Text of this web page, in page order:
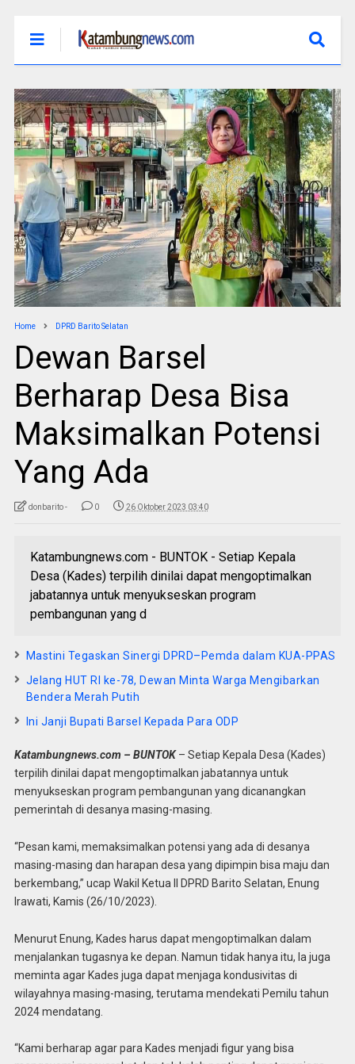
Home DPRD Barito Selatan
Dewan Barsel
Berharap Desa Bisa
Maksimalkan Potensi
Yang Ada
donbarito - 0 26 Oktober 2023 03:40
Katambungnews.com - BUNTOK - Setiap Kepala
Desa (Kades) terpilih dinilai dapat mengoptimalkan
jabatannya untuk menyukseskan program
pembangunan yang d
Mastini Tegaskan Sinergi DPRD–Pemda dalam KUA-PPAS
Jelang HUT RI ke-78, Dewan Minta Warga Mengibarkan
Bendera Merah Putih
Ini Janji Bupati Barsel Kepada Para ODP
Katambungnews.com – BUNTOK– Setiap Kepala Desa (Kades)
terpilih dinilai dapat mengoptimalkan jabatannya untuk
menyukseskan program pembangunan yang dicanangkan
pemerintah di desanya masing-masing.
“Pesan kami, memaksimalkan potensi yang ada di desanya
masing-masing dan harapan desa yang dipimpin bisa maju dan
berkembang,” ucap Wakil Ketua ll DPRD Barito Selatan, Enung
Irawati, Kamis (26/10/2023).
Menurut Enung, Kades harus dapat mengoptimalkan dalam
menjalankan tugasnya ke depan. Namun tidak hanya itu, Ia juga
meminta agar Kades juga dapat menjaga kondusivitas di
wilayahnya masing-masing, terutama mendekati Pemilu tahun
2024 mendatang.
“Kami berharap agar para Kades menjadi figur yang bisa